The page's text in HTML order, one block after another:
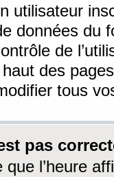
utilisateur
données du
de
des
tous
pas
que l’heure